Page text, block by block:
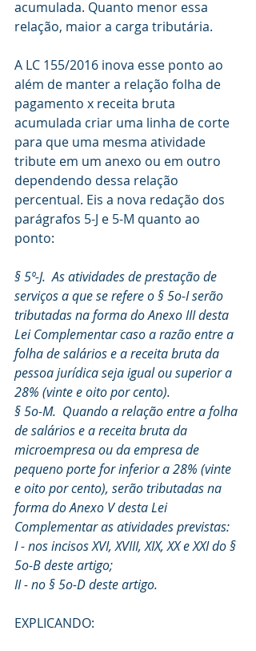
acumulada. Quanto menor essa
relação, maior a carga tributária.
A LC 155/2016 inova esse ponto ao
além de manter a relação folha de
pagamento x receita bruta
acumulada criar uma linha de corte
para que uma mesma atividade
tribute em um anexo ou em outro
dependendo dessa relação
percentual. Eis a nova redação dos
parágrafos 5-J e 5-M quanto ao
ponto:
§ 5º-J.  As atividades de prestação de
serviços a que se refere o § 5o-I serão
tributadas na forma do Anexo III desta
Lei Complementar caso a razão entre a
folha de salários e a receita bruta da
pessoa jurídica seja igual ou superior a
28% (vinte e oito por cento).
§ 5o-M.  Quando a relação entre a folha
de salários e a receita bruta da
microempresa ou da empresa de
pequeno porte for inferior a 28% (vinte
e oito por cento), serão tributadas na
forma do Anexo V desta Lei
Complementar as atividades previstas:
I - nos incisos XVI, XVIII, XIX, XX e XXI do §
5o-B deste artigo;
II - no § 5o-D deste artigo.
EXPLICANDO: